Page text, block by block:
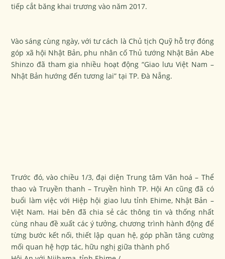
tiếp cắt băng khai trương vào năm 2017.
Vào sáng cùng ngày, với tư cách là Chủ tịch Quỹ hỗ trợ đóng
góp xã hội Nhật Bản, phu nhân cố Thủ tướng Nhật Bản Abe
Shinzo đã tham gia nhiều hoạt động “Giao lưu Việt Nam –
Nhật Bản hướng đến tương lai” tại TP. Đà Nẵng.
Trước đó, vào chiều 1/3, đại diện Trung tâm Văn hoá – Thể
thao và Truyền thanh – Truyền hình TP. Hội An cũng đã có
buổi làm việc với Hiệp hội giao lưu tỉnh Ehime, Nhật Bản –
Việt Nam. Hai bên đã chia sẻ các thông tin và thống nhất
cùng nhau đề xuất các ý tưởng, chương trình hành động để
từng bước kết nối, thiết lập quan hệ, góp phần tăng cường
mối quan hệ hợp tác, hữu nghị giữa thành phố